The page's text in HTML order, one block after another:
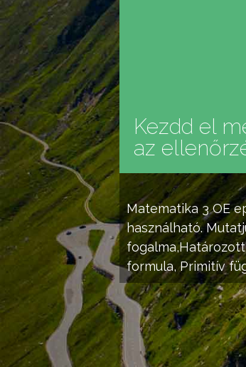
Matematika 3 OE
használható.
fogalma,
formula,Primitív
Kezdd el
az